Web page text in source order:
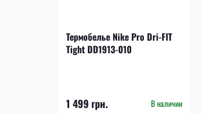
Термобелье Nike Pro Dri-FIT
Tight DD1913-010
1 499 грн. В наличии